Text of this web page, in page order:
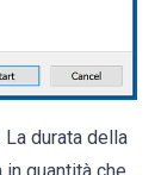
durata della